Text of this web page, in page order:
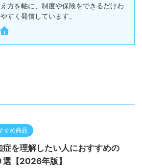
方を軸に、制度や保険をできるだけわ
すく発信しています。
すめ商品
症を理解したい人におすすめの
選【2026年版】